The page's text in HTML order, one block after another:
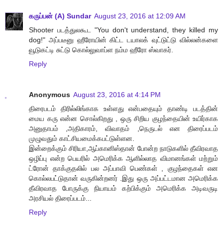
கருப்பன் (A) Sundar August 23, 2016 at 12:09 AM
Shooter படத்துலகூட "You don't understand, they killed my
dog!" அப்படீனு ஹீரோயின் கிட்ட டயாலக் வுட்டுட்டு வில்லன்களை
வூடுகட்டி சுட்டு கொல்லுவாப்ள நம்ம ஹீரோ ஸ்வாகர்.
Reply
Anonymous August 23, 2016 at 4:14 PM
திரைபடம் திரில்லிங்காக உள்ளது என்பதையும் தாண்டி படத்தின்
மைய கரு என்ன சொல்கிறது , ஒரு சிறிய குழந்தையின் உயிர்காக
அனுதாபம் ,அதிகாரம், விவாதம் ,நெருடல் என திரைப்படம்
முழுவதும் காட்சியமைக்கபட்டுள்ளன.
இன்றைக்கும் சிரியா,ஆப்கானிஸ்தான் போன்ற நாடுகளில் தீவிரவாத
ஒழிப்பு என்ற பெயரில் அமெரிக்க ஆளில்லாத விமானங்கள் மற்றும்
ட்ரோன் தாக்குதலில் பல அப்பாவி பெண்கள் , குழந்தைகள் என
கொல்லபட்டுதான் வருகின்றனர் .இது ஒரு அப்பட்டமான அமெரிக்க
தீவிரவாத போருக்கு நியாயம் கற்பிக்கும் அமெரிக்க அடிவருடி
அரசியல் திரைப்படம்...
Reply